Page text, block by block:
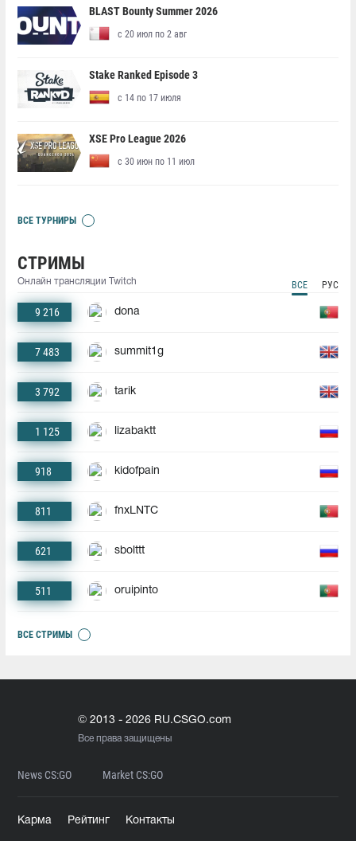
BLAST Bounty Summer 2026
с 20 июл по 2 авг
Stake Ranked Episode 3
с 14 по 17 июля
XSE Pro League 2026
с 30 июн по 11 июл
ВСЕ ТУРНИРЫ
СТРИМЫ
Онлайн трансляции Twitch ВСЕ РУС
9 216 dona
7 483 summit1g
3 792 tarik
1 125 lizabaktt
918 kidofpain
811 fnxLNTC
621 sbolttt
511 oruipinto
ВСЕ СТРИМЫ
© 2013 - 2026 RU.CSGO.com
Все права защищены
News CS:GO Market CS:GO
Карма Рейтинг Контакты